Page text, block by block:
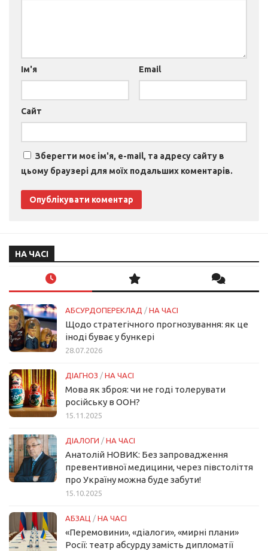
Ім'я Email
Сайт
Зберегти моє ім'я, e-mail, та адресу сайту в
цьому браузері для моїх подальших коментарів.
НА ЧАСІ
АБСУРДОПЕРЕКЛАД / НА ЧАСІ
Щодо стратегічного прогнозування: як це
іноді буває у бункері
28.07.2026
ДІАГНОЗ / НА ЧАСІ
Мова як зброя: чи не годі толерувати
російську в ООН?
15.11.2025
ДІАЛОГИ / НА ЧАСІ
Анатолій НОВИК: Без запровадження
превентивної медицини, через півстоліття
про Україну можна буде забути!
15.10.2025
АБЗАЦ / НА ЧАСІ
«Перемовини», «діалоги», «мирні плани»
Росії: театр абсурду замість дипломатії